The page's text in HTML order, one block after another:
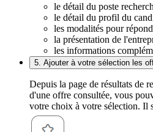
le détail du poste
le détail du profil du
les modalités pour
la présentation de
les informations
5. Ajouter à votre sélection les
Depuis la page de résultats de
d'une offre consultée, vous
votre choix à votre sélection. Il